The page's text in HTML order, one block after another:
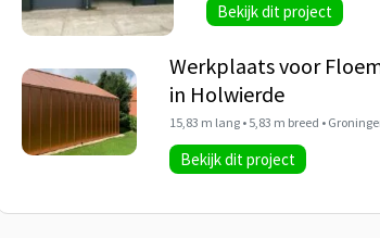
Bekijk dit project
Werkplaats voor
in Holwierde
15,83 m lang • 5,83 m breed •
Bekijk dit project